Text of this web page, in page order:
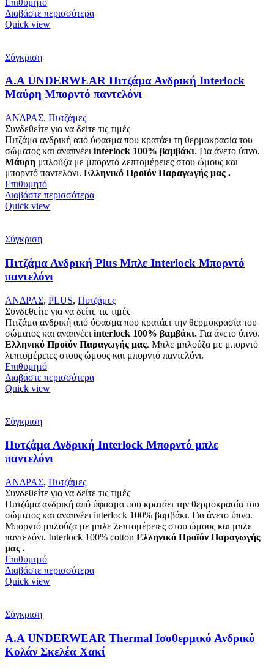
Διαβάστε περισσότερα
Quick view
Σύγκριση
Α.A UNDERWEAR Πιτζάμα Ανδρική Interlock
Μαύρη Μπορντό παντελόνι
ΑΝΔΡΑΣ, Πυτζάμες
Συνδεθείτε για να δείτε τις τιμές
Πιτζάμα ανδρική από ύφασμα που κρατάει τη θερμοκρασία του
σώματος και αναπνέει interlock 100% βαμβάκι. Για άνετο ύπνο.
Μάυρη μπλούζα με μπορντό λεπτομέρειες στου ώμους και
μπορντό παντελόνι. Ελληνικό Προϊόν Παραγωγής μας .
Επιθυμητό
Διαβάστε περισσότερα
Quick view
Σύγκριση
Πιτζάμα Ανδρική Plus Μπλε Interlock Μπορντό
παντελόνι
ΑΝΔΡΑΣ, PLUS, Πυτζάμες
Συνδεθείτε για να δείτε τις τιμές
Πιτζάμα ανδρική από ύφασμα που κρατάει την θερμοκρασία του
σώματος και αναπνέει interlock 100% βαμβάκι. Για άνετο ύπνο.
Ελληνικό Προϊόν Παραγωγής μας. Μπλε μπλούζα με μπορντό
λεπτομέρειες στους ώμους και μπορντό παντελόνι.
Επιθυμητό
Διαβάστε περισσότερα
Quick view
Σύγκριση
Πυτζάμα Ανδρική Interlock Μπορντό μπλε
παντελόνι
ΑΝΔΡΑΣ, Πυτζάμες
Συνδεθείτε για να δείτε τις τιμές
Πυτζάμα ανδρική από ύφασμα που κρατάει την θερμοκρασία του
σώματος και αναπνέει interlock 100% βαμβάκι. Για άνετο ύπνο.
Μπορντό μπλούζα με μπλε λεπτομέρειες στου ώμους και μπλε
παντελόνι. Interlock 100% cotton Ελληνικό Προϊόν Παραγωγής
μας .
Επιθυμητό
Διαβάστε περισσότερα
Quick view
Σύγκριση
Α.A UNDERWEAR Thermal Ισοθερμικό Ανδρικό
Κολάν Σκελέα Χακί